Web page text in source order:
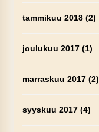
tammikuu 2018(2)
joulukuu 2017(1)
marraskuu 2017(2)
syyskuu 2017(4)